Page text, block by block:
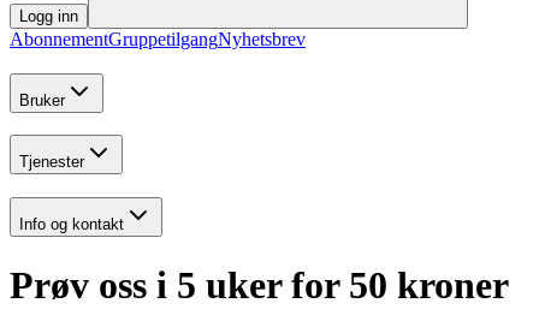
Logg inn
AbonnementGruppetilgangNyhetsbrev
Bruker
Tjenester
Info og kontakt
Prøv oss i 5 uker for 50 kroner